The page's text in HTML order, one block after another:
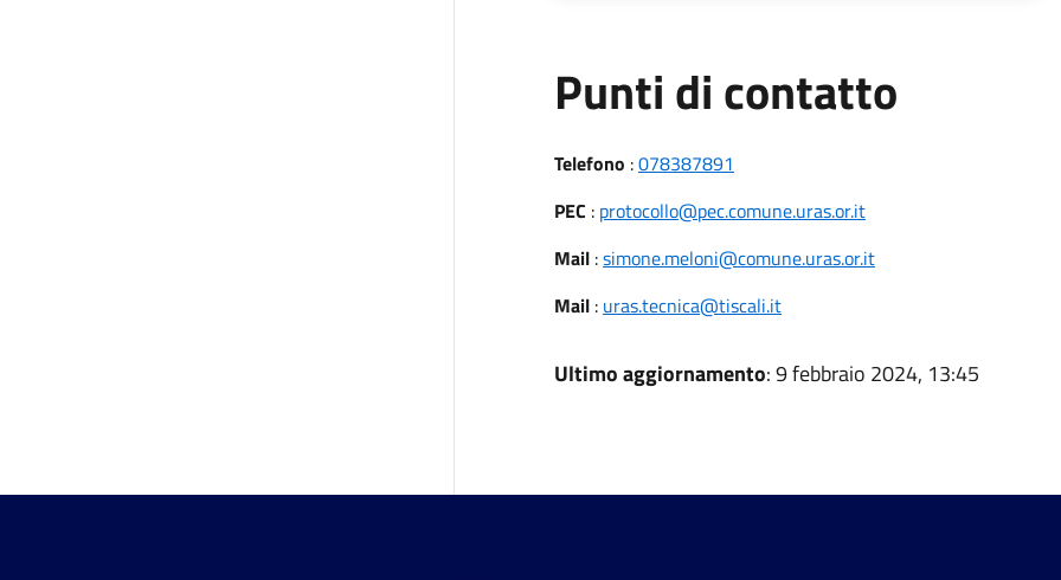
Punti di contatto
Telefono :078387891
PEC : protocollo@pec.comune.uras.or.it
Mail:simone.meloni@comune.uras.or.it
Mail: uras.tecnica@tiscali.it
Ultimo aggiornamento: 9 febbraio 2024, 13:45